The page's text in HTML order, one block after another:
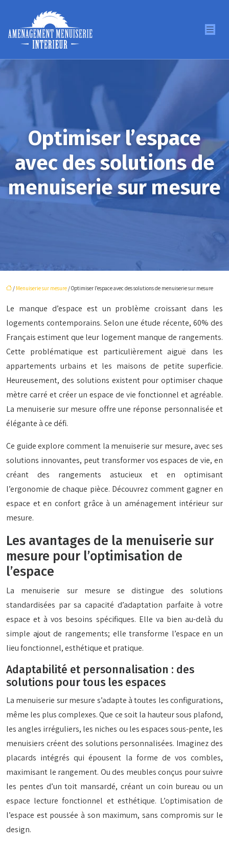
Optimiser l’espace
avec des solutions de
menuiserie sur mesure
/ Menuiserie sur mesure / Optimiser l’espace avec des solutions de menuiserie sur mesure
Le manque d’espace est un problème croissant dans les
logements contemporains. Selon une étude récente, 60% des
Français estiment que leur logement manque de rangements.
Cette problématique est particulièrement aiguë dans les
appartements urbains et les maisons de petite superficie.
Heureusement, des solutions existent pour optimiser chaque
mètre carré et créer un espace de vie fonctionnel et agréable.
La menuiserie sur mesure offre une réponse personnalisée et
élégante à ce défi.
Ce guide explore comment la menuiserie sur mesure, avec ses
solutions innovantes, peut transformer vos espaces de vie, en
créant des rangements astucieux et en optimisant
l’ergonomie de chaque pièce. Découvrez comment gagner en
espace et en confort grâce à un aménagement intérieur sur
mesure.
Les avantages de la menuiserie sur
mesure pour l’optimisation de
l’espace
La menuiserie sur mesure se distingue des solutions
standardisées par sa capacité d’adaptation parfaite à votre
espace et à vos besoins spécifiques. Elle va bien au-delà du
simple ajout de rangements; elle transforme l’espace en un
lieu fonctionnel, esthétique et pratique.
Adaptabilité et personnalisation : des
solutions pour tous les espaces
La menuiserie sur mesure s’adapte à toutes les configurations,
même les plus complexes. Que ce soit la hauteur sous plafond,
les angles irréguliers, les niches ou les espaces sous-pente, les
menuisiers créent des solutions personnalisées. Imaginez des
placards intégrés qui épousent la forme de vos combles,
maximisant le rangement. Ou des meubles conçus pour suivre
les pentes d’un toit mansardé, créant un coin bureau ou un
espace lecture fonctionnel et esthétique. L’optimisation de
l’espace est poussée à son maximum, sans compromis sur le
design.